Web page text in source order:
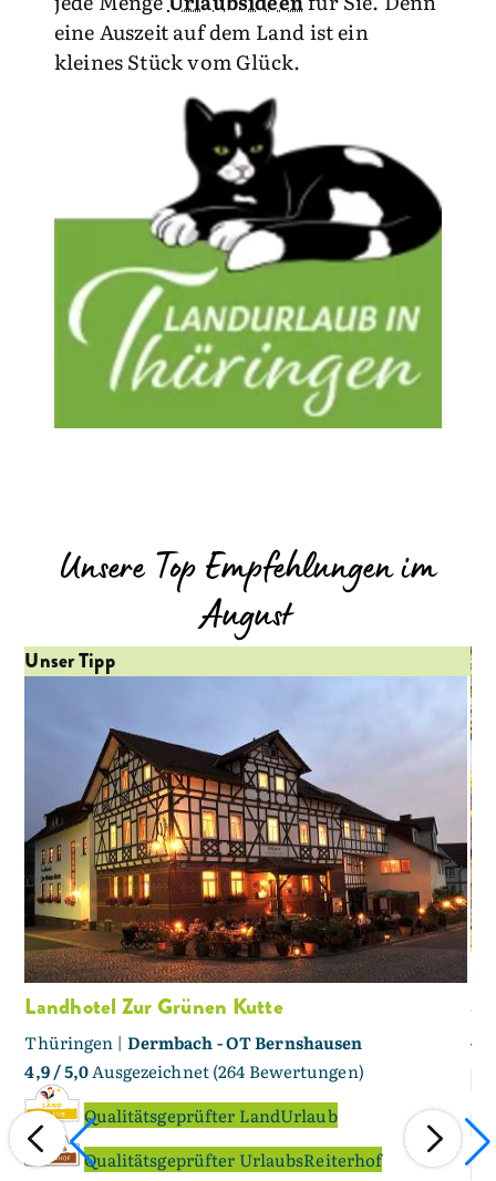
eine Auszeit auf dem Land ist ein
kleines Stück vom Glück.
Unsere Top Empfehlungen im
August
Unser Tipp
Landhotel Zur Grünen Kutte
Thüringen | Dermbach - OT Bernshausen
4,9/ 5,0Ausgezeichnet (264 Bewertungen)
Qualitätsgeprüfter LandUrlaub
Qualitätsgeprüfter UrlaubsReiterhof
4,6